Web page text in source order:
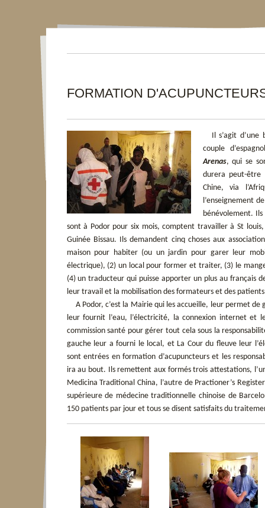
FORMATION
Il s’agit
couple
Arenas, qui se
durera peut-être
Chine, via
l’enseignement
bénévolement.
sont à Podor pour six mois, comptent travailler à St
Guinée Bissau. Ils demandent cinq choses aux
maison pour habiter (ou un jardin pour garer leur
électrique), (2) un local pour former et traiter, (3) le
(4) un traducteur qui puisse apporter un plus au français
leur travail et la mobilisation des formateurs et des
A Podor, c’est la Mairie qui les accueille, leur permet de
leur fournit l’eau, l’électricité, la connexion internet et
commission santé pour gérer tout cela sous la
gauche leur a fourni le local, et La Cour du fleuve leur
sont entrées en formation d’acupuncteurs et les
ira au bout. Ils remettent aux formés trois attestations,
Medicina Traditional China, l’autre de Practioner’s
supérieure de médecine traditionnelle chinoise de
150 patients par jour et tous se disent satisfaits du